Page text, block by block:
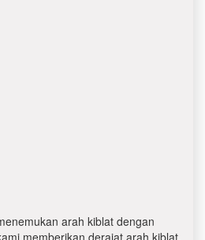
arah kiblat dengan
memberikan derajat arah kiblat.